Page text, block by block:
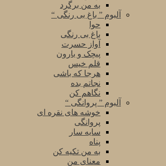
به من برگرد
آلبوم ” باغ بی رنگی “
حوا
باغ بی رنگی
آواز حسرت
پیچک و بارون
قلم خیس
هرجا که باشی
نجاتم بده
نگاهم کن
آلبوم ” پروانگی “
خوشه های نقره ای
پروانگی
سایه سار
پناه
به من تکیه کن
معنای من